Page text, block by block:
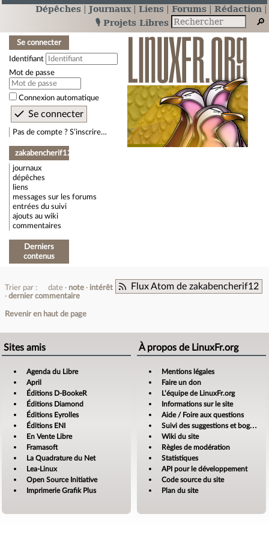
Dépêches Journaux Liens Forums
Rédaction
🎙️ Projets Libres
Se connecter
Identifiant
Mot de passe
Connexion automatique
Pas de compte ? S’inscrire…
zakabencherif12
journaux
dépêches
liens
messages sur les forums
entrées du suivi
ajouts au wiki
commentaires
Derniers
contenus
Flux Atom de zakabencherif12
Trier par : date note
intérêt
dernier commentaire
Revenir en haut de page
Sites amis
Agenda du Libre
April
Éditions D-BookeR
Éditions Diamond
Éditions Eyrolles
Éditions ENI
En Vente Libre
Framasoft
La Quadrature du Net
Lea-Linux
Open Source Initiative
Imprimerie Grafik Plus
À propos de LinuxFr.org
Mentions légales
Faire un don
L’équipe de LinuxFr.org
Informations sur le site
Aide / Foire aux questions
Suivi des suggestions et bogues
Wiki du site
Règles de modération
Statistiques
API pour le développement
Code source du site
Plan du site